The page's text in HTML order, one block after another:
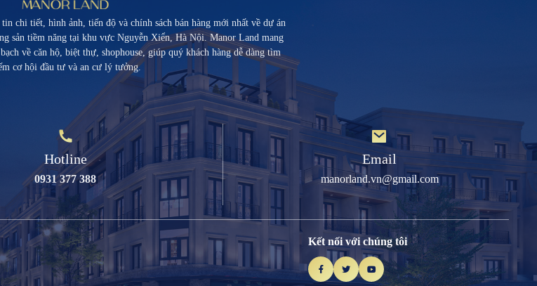
chi tiết, hình ảnh, tiến độ và chính sách bán hàng mới nhất về dự án
sản tiềm năng tại khu vực Nguyễn Xiển, Hà Nội. Manor Land mang
về căn hộ, biệt thự, shophouse, giúp quý khách hàng dễ dàng tìm
cơ hội đầu tư và an cư lý tưởng.
Hotline
0931 377 388
Email
manorland.vn@gmail.com
Kết nối với chúng tôi